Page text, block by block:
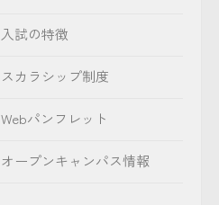
入試の特徴
スカラシップ制度
Webパンフレット
オープンキャンパス情報